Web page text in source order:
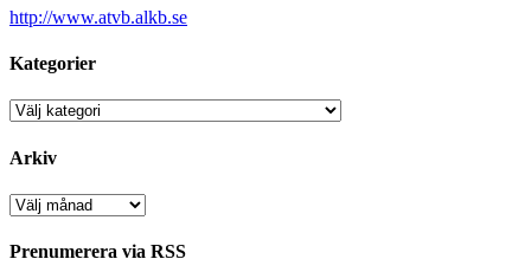
http://www.atvb.alkb.se
Kategorier
Kategorier
Arkiv
Arkiv
Prenumerera via RSS